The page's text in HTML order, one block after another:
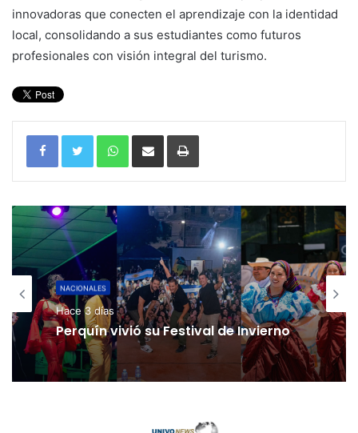
innovadoras que conecten el aprendizaje con la identidad
local, consolidando a sus estudiantes como futuros
profesionales con visión integral del turismo.
WhatsAppCompartir por correo electrónicoImprimir
NACIONALES
Hace 3 días
Perquín vivió su Festival de Invierno